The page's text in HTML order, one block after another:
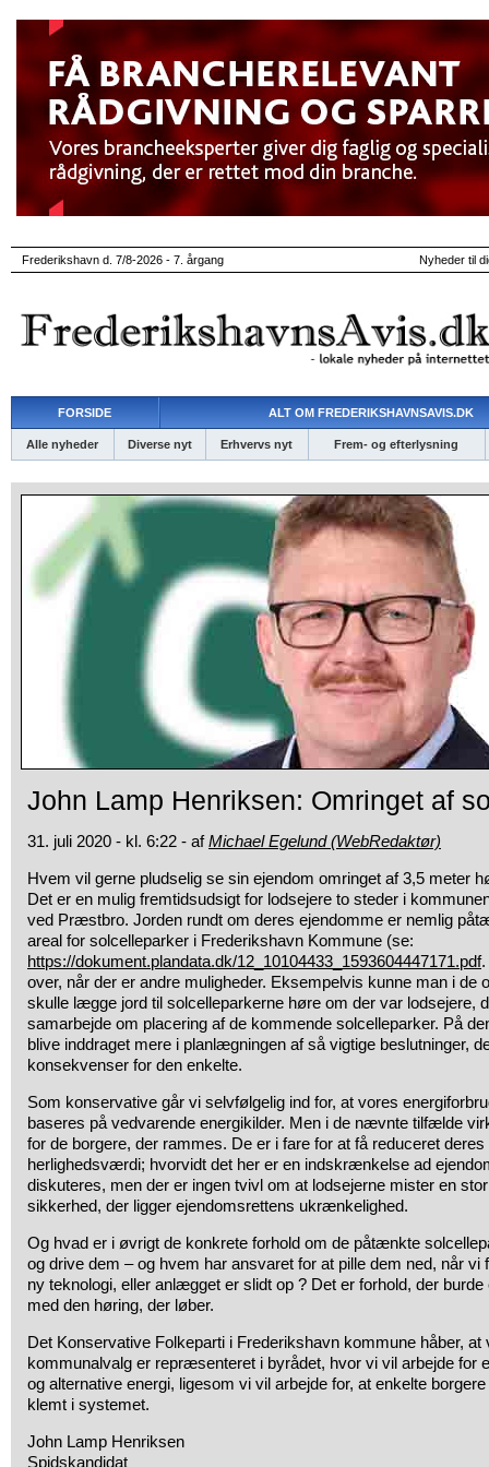
Frederikshavn d. 7/8-2026 - 7. årgang Nyheder til
FORSIDE ALT OM FREDERIKSHAVNSAVIS.DK
Alle nyheder Diverse nyt Erhvervs nyt Frem- og efterlysning
John Lamp Henriksen: Omringet af
31. juli 2020 - kl. 6:22 - afMichael Egelund (WebRedaktør)
Hvem vil gerne pludselig se sin ejendom omringet af 3,5 meter
Det er en mulig fremtidsudsigt for lodsejere to steder i
ved Præstbro. Jorden rundt om deres ejendomme er nemlig
areal for solcelleparker i Frederikshavn Kommune (se:
https://dokument.plandata.dk/12_10104433_1593604447171.pdf.
over, når der er andre muligheder. Eksempelvis kunne man i de
skulle lægge jord til solcelleparkerne høre om der var lodsejere,
samarbejde om placering af de kommende solcelleparker. På
blive inddraget mere i planlægningen af så vigtige beslutninger,
konsekvenser for den enkelte.
Som konservative går vi selvfølgelig ind for, at vores
baseres på vedvarende energikilder. Men i de nævnte tilfælde
for de borgere, der rammes. De er i fare for at få reduceret
herlighedsværdi; hvorvidt det her er en indskrænkelse ad
diskuteres, men der er ingen tvivl om at lodsejerne mister en
sikkerhed, der ligger ejendomsrettens ukrænkelighed.
Og hvad er i øvrigt de konkrete forhold om de påtænkte
og drive dem – og hvem har ansvaret for at pille dem ned, når vi
ny teknologi, eller anlægget er slidt op ? Det er forhold, der
med den høring, der løber.
Det Konservative Folkeparti i Frederikshavn kommune håber,
kommunalvalg er repræsenteret i byrådet, hvor vi vil arbejde for
og alternative energi, ligesom vi vil arbejde for, at enkelte
klemt i systemet.
John Lamp Henriksen
Spidskandidat